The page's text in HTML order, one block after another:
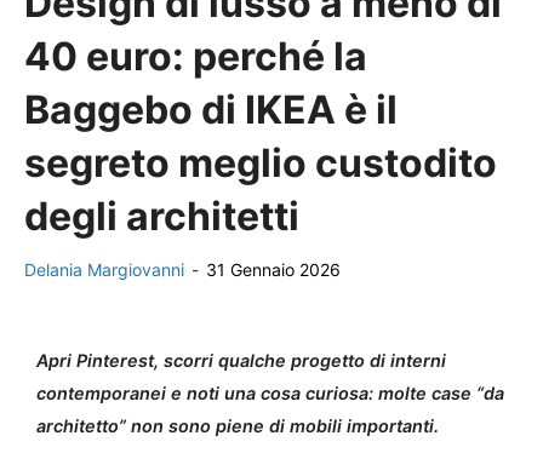
40 euro: perché la
Baggebo di IKEA è il
segreto meglio custodito
degli architetti
Delania Margiovanni - 31 Gennaio 2026
Apri Pinterest, scorri qualche progetto di interni
contemporanei e noti una cosa curiosa: molte case “da
architetto” non sono piene di mobili importanti.